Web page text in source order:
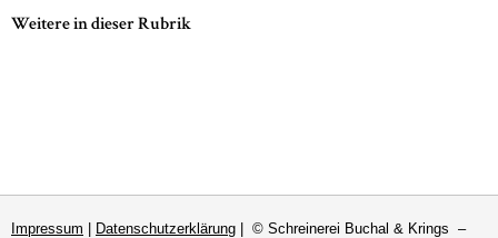
Weitere in dieser Rubrik
Impressum Datenschutzerklärung | © Schreinerei Buchal & Krings –